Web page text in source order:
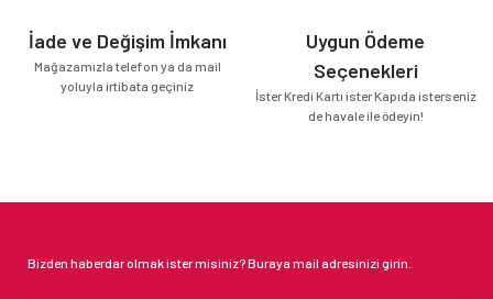
İade ve Değişim İmkanı
Mağazamızla telefon ya da mail
yoluyla irtibata geçiniz
Uygun Ödeme
Seçenekleri
İster Kredi Kartı ister Kapıda isterseniz
de havale ile ödeyin!